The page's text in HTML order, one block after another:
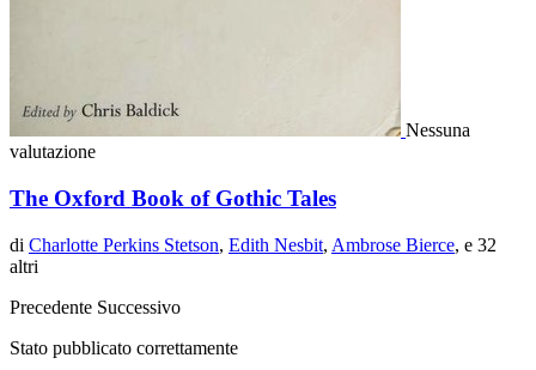
Nessuna
valutazione
The Oxford Book of Gothic Tales
di Charlotte Perkins Stetson, Edith Nesbit, Ambrose Bierce, e 32
altri
Precedente Successivo
Stato pubblicato correttamente